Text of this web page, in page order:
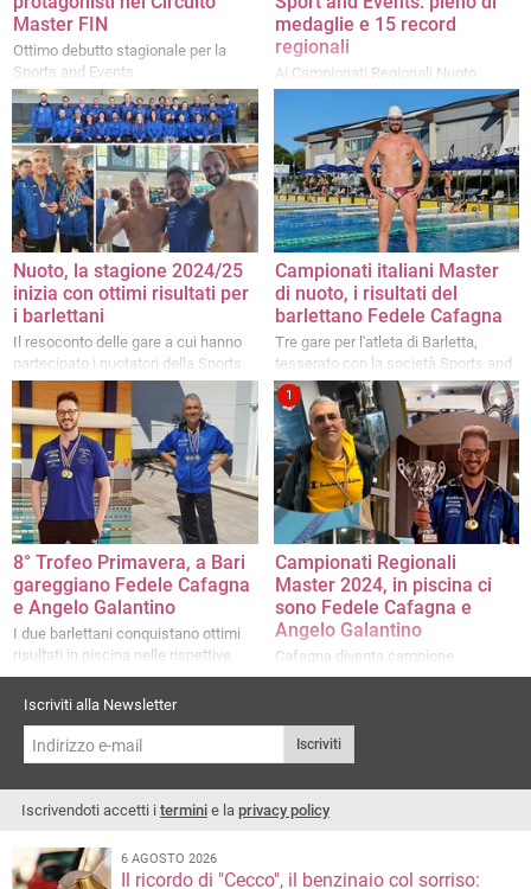
Master FIN
Ottimo debutto stagionale per la
Sports and Events
medaglie e 15 record
regionali
Ai Campionati Regionali Nuoto
Master ricca presenza con 140 atleti
con risultati di grande prestigio
Nuoto, la stagione 2024/25
inizia con ottimi risultati per
i barlettani
Il resoconto delle gare a cui hanno
partecipato i nuotatori della Sports
And Events
Campionati italiani Master
di nuoto, i risultati del
barlettano Fedele Cafagna
Tre gare per l'atleta di Barletta,
tesserato con la società Sports and
Events
8° Trofeo Primavera, a Bari
gareggiano Fedele Cafagna
e Angelo Galantino
I due barlettani conquistano ottimi
risultati in piscina nelle rispettive
specialità
1
Campionati Regionali
Master 2024, in piscina ci
sono Fedele Cafagna e
Angelo Galantino
Cafagna diventa campione
regionale in due categorie; Galantino
Iscriviti alla Newsletter
Iscriviti
Iscrivendoti accetti i termini e la privacy policy
6 AGOSTO 2026
Il ricordo di "Cecco", il benzinaio col sorriso: